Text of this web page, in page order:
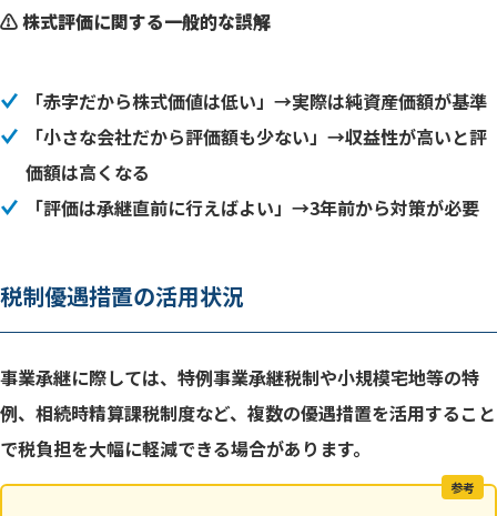
⚠️ 株式評価に関する一般的な誤解
「赤字だから株式価値は低い」→実際は純資産価額が基準
「小さな会社だから評価額も少ない」→収益性が高いと評
価額は高くなる
「評価は承継直前に行えばよい」→3年前から対策が必要
税制優遇措置の活用状況
事業承継に際しては、特例事業承継税制や小規模宅地等の特
例、相続時精算課税制度など、複数の優遇措置を活用すること
で税負担を大幅に軽減できる場合があります。
参考